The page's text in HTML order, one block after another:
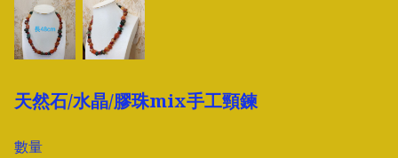
天然石/水晶/膠珠mix手工頸鍊
數量